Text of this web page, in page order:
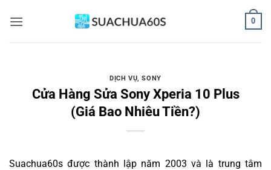
qua
0
DỊCH VỤ,SONY
Cửa Hàng Sửa Sony Xperia 10 Plus
(Giá Bao Nhiêu Tiền?)
Suachua60s được thành lập năm 2003 và là trung tâm